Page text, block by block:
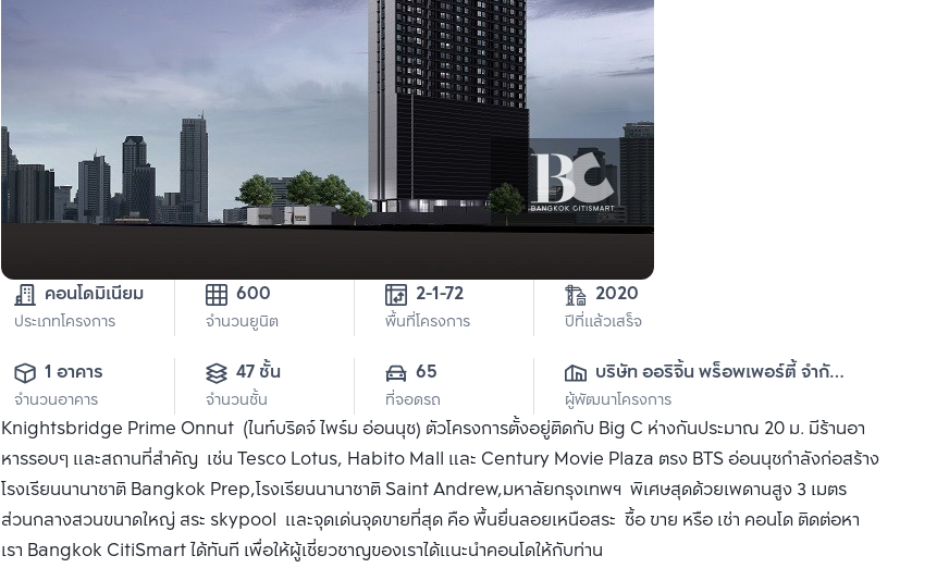
คอนโดมิเนียม
ประเภทโครงการ
600
จำนวนยูนิต
2-1-72
พื้นที่โครงการ
2020
ปีที่แล้วเสร็จ
1 อาคาร
จำนวนอาคาร
47 ชั้น
จำนวนชั้น
65
ที่จอดรถ
บริษัท ออริจิ้น พร็อพเพอร์ตี้ จำกัด
(มหาชน)
ผู้พัฒนาโครงการ
Knightsbridge Prime Onnut (ไนท์บริดจ์ ไพร์ม อ่อนนุช) ตัวโครงการตั้งอยู่ติดกับ Big C ห่างกันประมาณ 20 ม. มีร้านอา
หารรอบๆ และสถานที่สำคัญ เช่น Tesco Lotus, Habito Mall และ Century Movie Plaza ตรง BTS อ่อนนุชกำลังก่อสร้าง
โรงเรียนนานาชาติ Bangkok Prep,โรงเรียนนานาชาติ Saint Andrew,มหาลัยกรุงเทพฯ พิเศษสุดด้วยเพดานสูง 3 เมตร
ส่วนกลางสวนขนาดใหญ่ สระ skypool และจุดเด่นจุดขายที่สุด คือ พื้นยื่นลอยเหนือสระ ซื้อ ขาย หรือ เช่า คอนโด ติดต่อหา
เรา Bangkok CitiSmart ได้ทันที เพื่อให้ผู้เชี่ยวชาญของเราได้แนะนำคอนโดให้กับท่าน